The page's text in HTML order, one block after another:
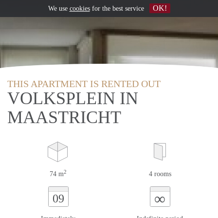
THIS APARTMENT IS RENTED OUT
VOLKSPLEIN IN
MAASTRICHT
74 m2 4 rooms
09 ∞
We use cookiesfor the best service OK!